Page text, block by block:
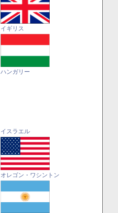
イギリス
ハンガリー
イスラエル
オレゴン・ワシントン